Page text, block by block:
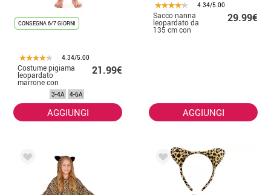
CONSEGNA 6/7 GIORNI
4.34/5.00
Costume pigiama
leopardato
marrone con
cappuccio per
21.99€
3-4A 4-6A
AGGIUNGI
4.34/5.00
Sacco nanna
leopardato da
135 cm con
29.99€
AGGIUNGI